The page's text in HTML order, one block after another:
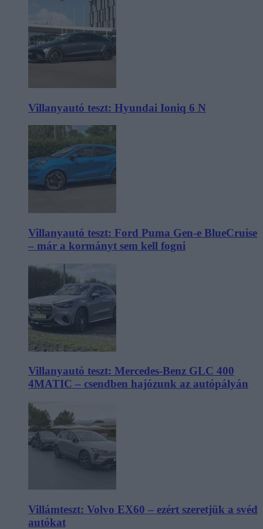
Villanyautó teszt: Hyundai Ioniq 6 N
Villanyautó teszt: Ford Puma Gen-e BlueCruise
– már a kormányt sem kell fogni
Villanyautó teszt: Mercedes-Benz GLC 400
4MATIC – csendben hajózunk az autópályán
Villámteszt: Volvo EX60 – ezért szeretjük a svéd
autókat